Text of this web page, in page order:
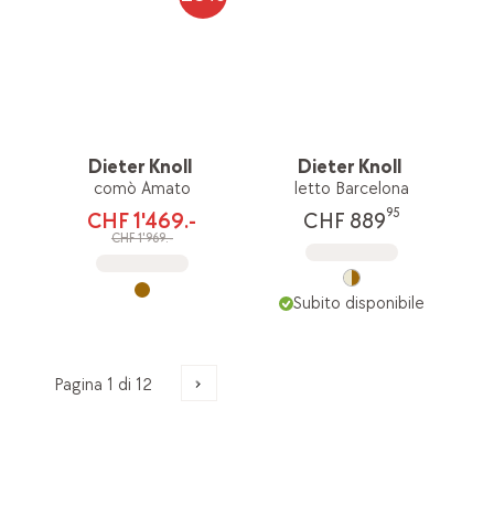
Dieter Knoll
comò Amato
CHF 1'469.-
CHF 1'969.-
Dieter Knoll
letto Barcelona
CHF 88995
Subito disponibile